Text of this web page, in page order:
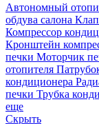
Автономный
обдува салона
Компрессор
Кронштейн
печки Моторчик
отопителя
кондиционера
печки Трубка
еще
Скрыть